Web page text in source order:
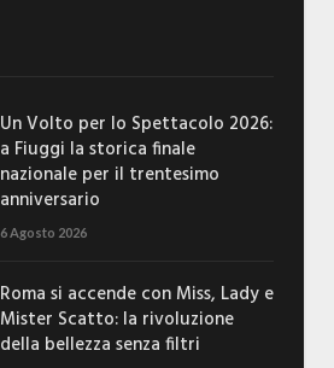
Un Volto per lo Spettacolo 2026:
a Fiuggi la storica finale
nazionale per il trentesimo
anniversario
6 Agosto 2026
Roma si accende con Miss, Lady e
Mister Scatto: la rivoluzione
della bellezza senza filtri